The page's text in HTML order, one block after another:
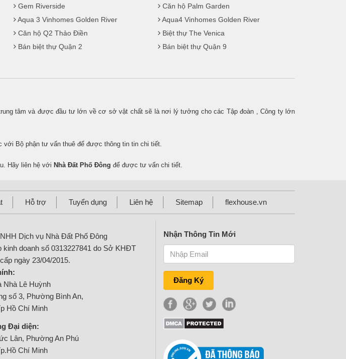
Gem Riverside
Căn hộ Palm Garden
Aqua 3 Vinhomes Golden River
Aqua4 Vinhomes Golden River
Căn hộ Q2 Thảo Điền
Biệt thự The Venica
Bán biệt thự Quận 2
Bán biệt thự Quận 9
tâm và được đầu tư lớn về cơ sở vật chất sẽ là nơi lý tưởng cho các Tập đoàn , Công ty lớn
với Bộ phận tư vấn thuê để được thông tin tin chi tiết.
Hãy liên hệ với Nhà Đất Phố Đông để được tư vấn chi tiết.
Hỗ trợ Tuyển dụng Liên hệ Sitemap flexhouse.vn
Dịch vụ Nhà Đất Phố Đông
kinh doanh số 0313227841 do Sở KHĐT
ngày 23/04/2015.
Nhà Lê Huỳnh
số 3, Phường Bình An,
Hồ Chí Minh
Đại diện:
Lân, Phường An Phú
Chí Minh
Nhận Thông Tin Mới
Đăng Ký